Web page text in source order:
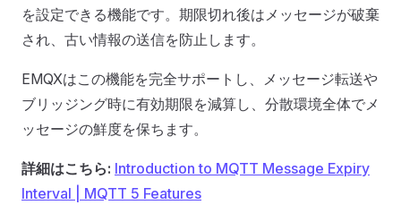
を設定できる機能です。期限切れ後はメッセージが破棄
され、古い情報の送信を防止します。
EMQXはこの機能を完全サポートし、メッセージ転送や
ブリッジング時に有効期限を減算し、分散環境全体でメ
ッセージの鮮度を保ちます。
詳細はこちら: Introduction to MQTT Message Expiry
Interval | MQTT 5 Features